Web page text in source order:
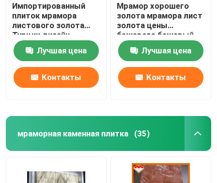
Импортированный
плиток мрамора
листового золота
Турции дизайн
настила королевских
итальянский
мраморный
Лучшая цена
Контакты
Мрамор хорошего
золота мрамора лист
золота цены
бежевого бежевый
для домашнего
дизайна виска
мрамора украшения
для дома
Лучшая цена
Контакты
мраморная каменная плитка (35)